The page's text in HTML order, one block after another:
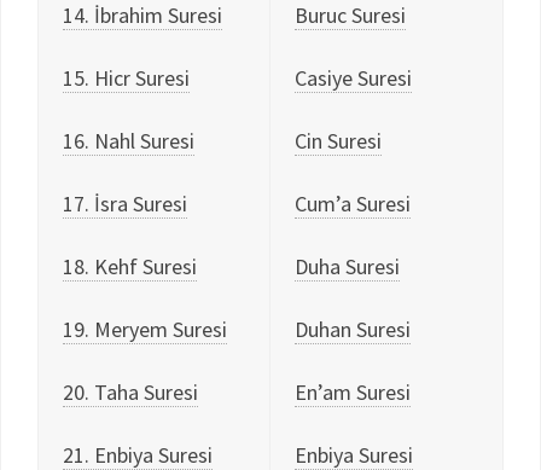
14. İbrahim Suresi
15. Hicr Suresi
16. Nahl Suresi
17. İsra Suresi
18. Kehf Suresi
19. Meryem Suresi
20. Taha Suresi
21. Enbiya Suresi
Buruc Suresi
Casiye Suresi
Cin Suresi
Cum’a Suresi
Duha Suresi
Duhan Suresi
En’am Suresi
Enbiya Suresi